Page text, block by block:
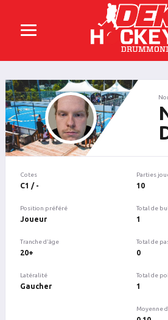
Cotes
C1 / -
Position préféré
Joueur
Tranche d'âge
20+
Latéralité
Gaucher
Parties
10
Total de
1
Total de
0
Total de
1
Moyenne